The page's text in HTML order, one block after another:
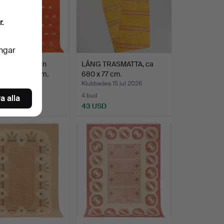
Kelim Afghan
238X175 cm.
LÅNG TRASMATTA, ca
680 x 77 cm.
Klubbades 15 jul 2026
4 bud
43 USD
alla